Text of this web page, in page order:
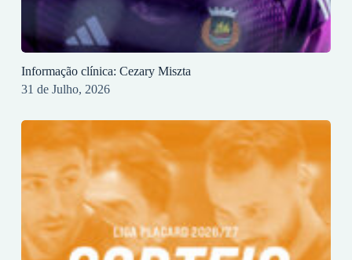
Informação clínica: Cezary Miszta
31 de Julho, 2026